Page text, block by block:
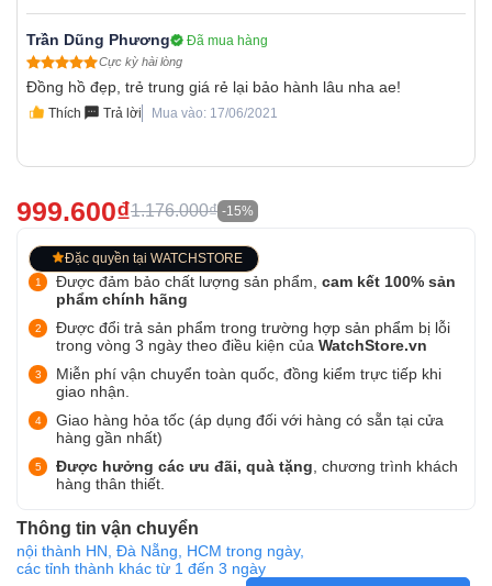
Trần Dũng Phương Đã mua hàng
Cực kỳ hài lòng
Đồng hồ đẹp, trẻ trung giá rẻ lại bảo hành lâu nha ae!
Thích Trả lời Mua vào: 17/06/2021
999.600₫1.176.000₫ -15%
Đặc quyền tại WATCHSTORE
Được đảm bảo chất lượng sản phẩm, cam kết 100% sản
phẩm chính hãng
Được đổi trả sản phẩm trong trường hợp sản phẩm bị lỗi
trong vòng 3 ngày theo điều kiện của WatchStore.vn
Miễn phí vận chuyển toàn quốc, đồng kiểm trực tiếp khi
giao nhận.
Giao hàng hỏa tốc (áp dụng đối với hàng có sẵn tại cửa
hàng gần nhất)
Được hưởng các ưu đãi, quà tặng , chương trình khách
hàng thân thiết.
Thông tin vận chuyển
nội thành HN, Đà Nẵng, HCM trong ngày,
các tỉnh thành khác từ 1 đến 3 ngày